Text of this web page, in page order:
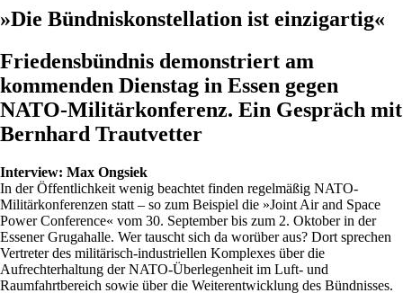
»Die Bündniskonstellation ist einzigartig«
Friedensbündnis demonstriert am
kommenden Dienstag in Essen gegen
NATO-Militärkonferenz. Ein Gespräch mit
Bernhard Trautvetter
Interview: Max Ongsiek
In der Öffentlichkeit wenig beachtet finden regelmäßig NATO-
Militärkonferenzen statt – so zum Beispiel die »Joint Air and Space
Power Conference« vom 30. September bis zum 2. Oktober in der
Essener Grugahalle. Wer tauscht sich da worüber aus? Dort sprechen
Vertreter des militärisch-industriellen Komplexes über die
Aufrechterhaltung der NATO-Überlegenheit im Luft- und
Raumfahrtbereich sowie über die Weiterentwicklung des Bündnisses.